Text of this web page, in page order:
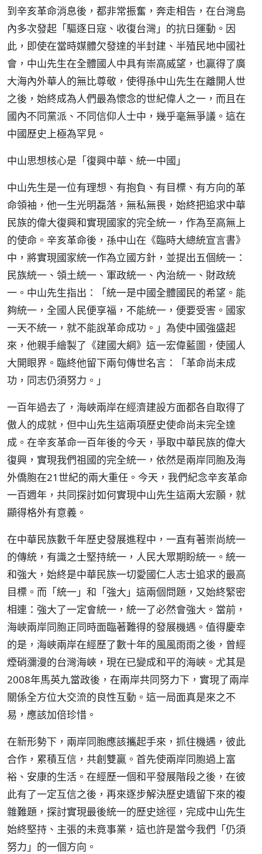
到辛亥革命消息後，都非常振奮，奔走相告，在台灣島
內多次發起「驅逐日寇、收復台灣」的抗日運動。因
此，即使在當時媒體欠發達的半封建、半殖民地中國社
會，中山先生在全體國人中具有崇高威望，也贏得了廣
大海內外華人的無比尊敬，使得孫中山先生在離開人世
之後，始終成為人們最為懷念的世紀偉人之一，而且在
國內不同黨派、不同信仰人士中，幾乎毫無爭議。這在
中國歷史上極為罕見。
中山思想核心是「復興中華、統一中國」
中山先生是一位有理想、有抱負、有目標、有方向的革
命領袖，他一生光明磊落，無私無畏，始終把追求中華
民族的偉大復興和實現國家的完全統一，作為至高無上
的使命。辛亥革命後，孫中山在《臨時大總統宣言書》
中，將實現國家統一作為立國方針，並提出五個統一：
民族統一、領土統一、軍政統一、內治統一、財政統
一。中山先生指出：「統一是中國全體國民的希望。能
夠統一，全國人民便享福，不能統一，便要受害。國家
一天不統一，就不能說革命成功。」為使中國強盛起
來，他親手繪製了《建國大綱》這一宏偉藍圖，使國人
大開眼界。臨終他留下兩句傳世名言：「革命尚未成
功，同志仍須努力。」
一百年過去了，海峽兩岸在經濟建設方面都各自取得了
傲人的成就，但中山先生這兩項歷史使命尚未完全達
成。在辛亥革命一百年後的今天，爭取中華民族的偉大
復興，實現我們祖國的完全統一，依然是兩岸同胞及海
外僑胞在21世紀的兩大重任。今天，我們紀念辛亥革命
一百週年，共同探討如何實現中山先生這兩大宏願，就
顯得格外有意義。
在中華民族數千年歷史發展進程中，一直有著崇尚統一
的傳統，有識之士堅持統一，人民大眾期盼統一。統一
和強大，始終是中華民族一切愛國仁人志士追求的最高
目標。而「統一」和「強大」這兩個問題，又始終緊密
相連：強大了一定會統一，統一了必然會強大。當前，
海峽兩岸同胞正同時面臨著難得的發展機遇。值得慶幸
的是，海峽兩岸在經歷了數十年的風風雨雨之後，曾經
煙硝瀰漫的台灣海峽，現在已變成和平的海峽。尤其是
2008年馬英九當政後，在兩岸共同努力下，實現了兩岸
關係全方位大交流的良性互動。這一局面真是來之不
易，應該加倍珍惜。
在新形勢下，兩岸同胞應該攜起手來，抓住機遇，彼此
合作，累積互信，共創雙贏。首先使兩岸同胞過上富
裕、安康的生活。在經歷一個和平發展階段之後，在彼
此有了一定互信之後，再來逐步解決歷史遺留下來的複
雜難題，探討實現最後統一的歷史途徑，完成中山先生
始終堅持、主張的未竟事業，這也許是當今我們「仍須
努力」的一個方向。